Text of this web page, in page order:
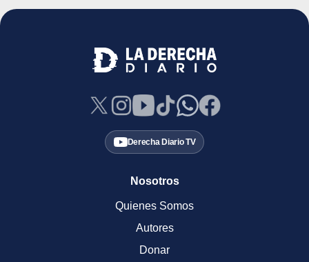
Derecha Diario TV
Nosotros
Quienes Somos
Autores
Donar